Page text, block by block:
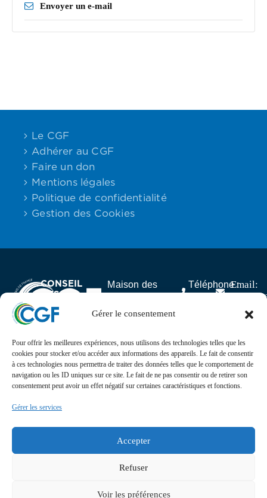
Gérer le consentement
Pour offrir les meilleures expériences, nous utilisons des technologies telles que les
cookies pour stocker et/ou accéder aux informations des appareils. Le fait de consentir
à ces technologies nous permettra de traiter des données telles que le comportement de
navigation ou les ID uniques sur ce site. Le fait de ne pas consentir ou de retirer son
consentement peut avoir un effet négatif sur certaines caractéristiques et fonctions.
Gérer les services
Accepter
Refuser
Voir les préférences
Envoyer un e-mail
Le CGF
Adhérer au CGF
Faire un don
Mentions légales
Politique de confidentialité
Gestion des Cookies
CONSEIL
DES
GABONAIS
DE FRANCE
Maison des
25 rue Lantiez,
Téléphone :Email:
Actualités
Suivez l’actualité, l’agenda, les projets et les
événements du Conseil des Gabonais de France sur nos
réseaux sociaux